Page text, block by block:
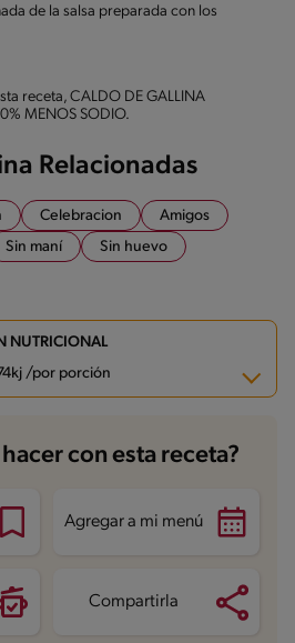
de la salsa preparada con los
receta, CALDO DE GALLINA
MENOS SODIO.
Relacionadas
Celebracion
Amigos
Sin maní
Sin huevo
NUTRICIONAL
/por porción
11.5 g
1 g
con esta receta?
Agregar a mi menú
Compartirla